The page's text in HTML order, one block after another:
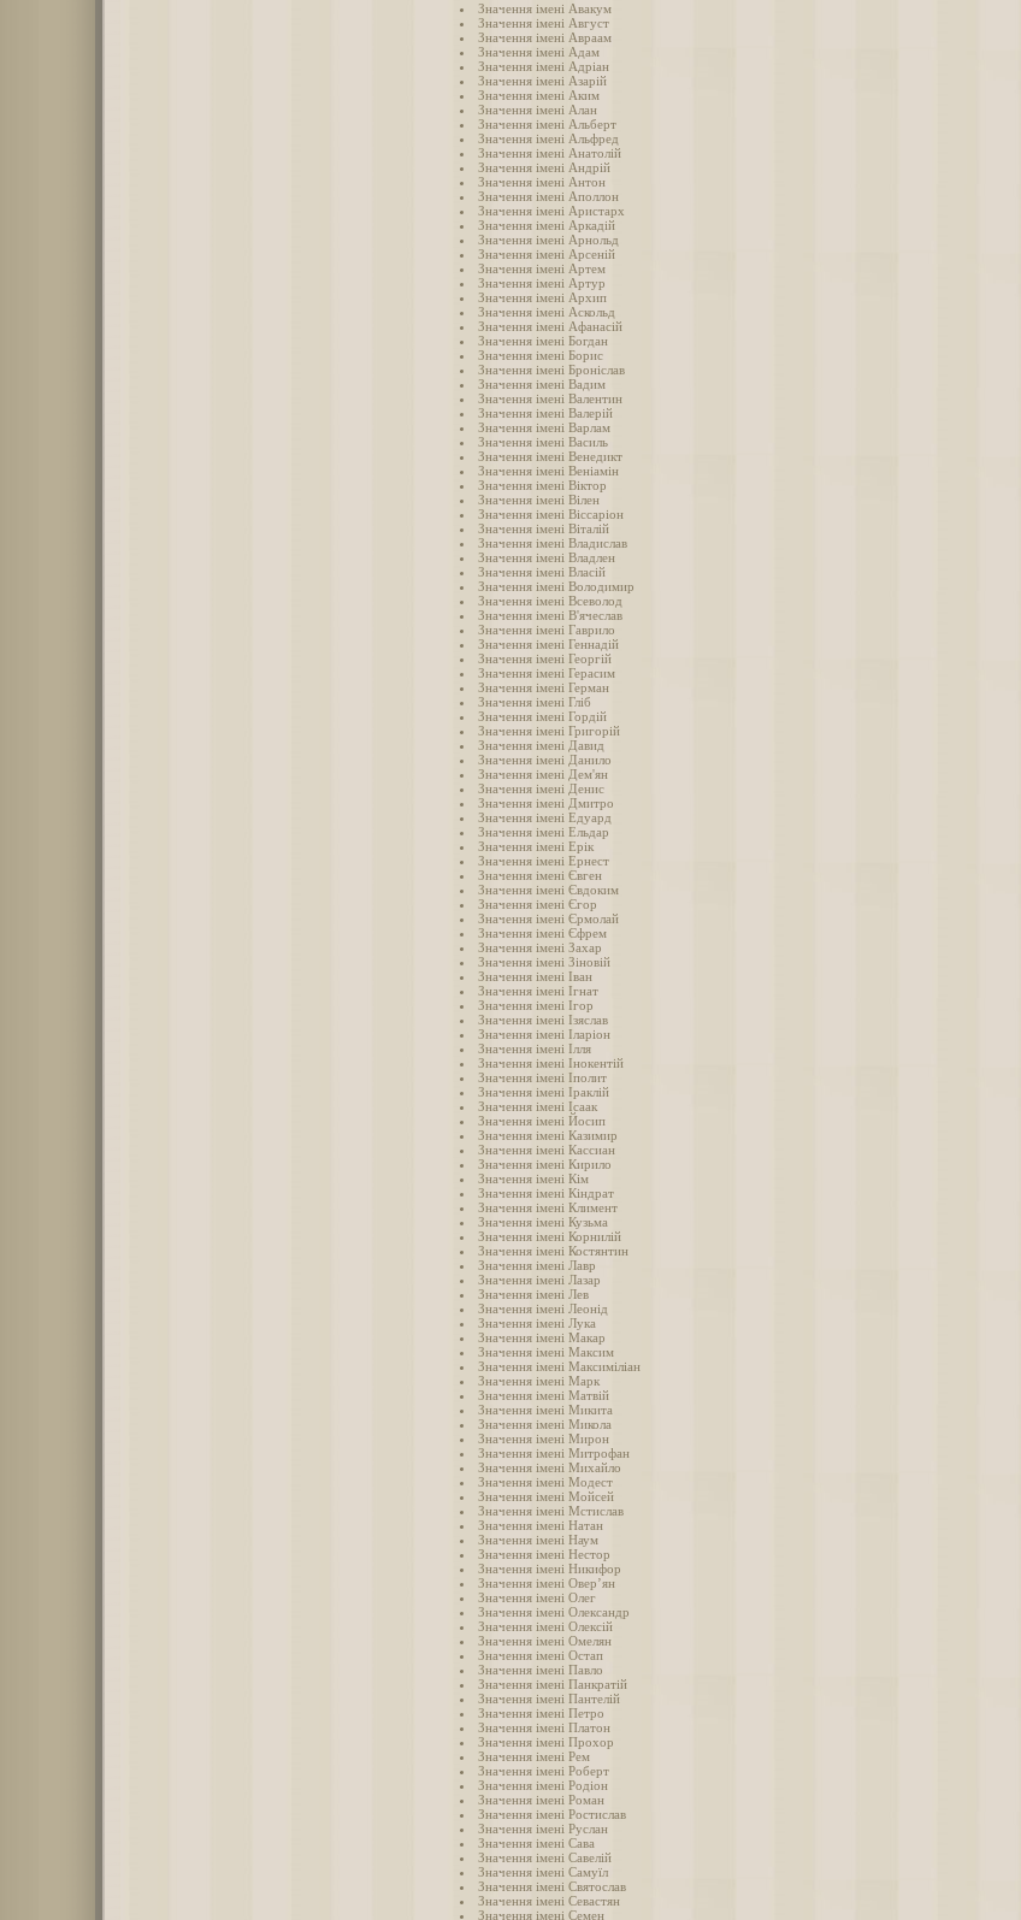
Значення імені Авакум
Значення імені Август
Значення імені Авраам
Значення імені Адам
Значення імені Адріан
Значення імені Азарій
Значення імені Аким
Значення імені Алан
Значення імені Альберт
Значення імені Альфред
Значення імені Анатолій
Значення імені Андрій
Значення імені Антон
Значення імені Аполлон
Значення імені Аристарх
Значення імені Аркадій
Значення імені Арнольд
Значення імені Арсеній
Значення імені Артем
Значення імені Артур
Значення імені Архип
Значення імені Аскольд
Значення імені Афанасій
Значення імені Богдан
Значення імені Борис
Значення імені Броніслав
Значення імені Вадим
Значення імені Валентин
Значення імені Валерій
Значення імені Варлам
Значення імені Василь
Значення імені Венедикт
Значення імені Веніамін
Значення імені Віктор
Значення імені Вілен
Значення імені Віссаріон
Значення імені Віталій
Значення імені Владислав
Значення імені Владлен
Значення імені Власій
Значення імені Володимир
Значення імені Всеволод
Значення імені В'ячеслав
Значення імені Гаврило
Значення імені Геннадій
Значення імені Георгій
Значення імені Герасим
Значення імені Герман
Значення імені Гліб
Значення імені Гордій
Значення імені Григорій
Значення імені Давид
Значення імені Данило
Значення імені Дем'ян
Значення імені Денис
Значення імені Дмитро
Значення імені Едуард
Значення імені Ельдар
Значення імені Ерік
Значення імені Ернест
Значення імені Євген
Значення імені Євдоким
Значення імені Єгор
Значення імені Єрмолай
Значення імені Єфрем
Значення імені Захар
Значення імені Зіновій
Значення імені Іван
Значення імені Ігнат
Значення імені Ігор
Значення імені Ізяслав
Значення імені Іларіон
Значення імені Ілля
Значення імені Інокентій
Значення імені Іполит
Значення імені Іраклій
Значення імені Ісаак
Значення імені Йосип
Значення імені Казимир
Значення імені Кассиан
Значення імені Кирило
Значення імені Кім
Значення імені Кіндрат
Значення імені Климент
Значення імені Кузьма
Значення імені Корнилій
Значення імені Костянтин
Значення імені Лавр
Значення імені Лазар
Значення імені Лев
Значення імені Леонід
Значення імені Лука
Значення імені Макар
Значення імені Максим
Значення імені Максиміліан
Значення імені Марк
Значення імені Матвій
Значення імені Микита
Значення імені Микола
Значення імені Мирон
Значення імені Митрофан
Значення імені Михайло
Значення імені Модест
Значення імені Мойсей
Значення імені Мстислав
Значення імені Натан
Значення імені Наум
Значення імені Нестор
Значення імені Никифор
Значення імені Овер’ян
Значення імені Олег
Значення імені Олександр
Значення імені Олексій
Значення імені Омелян
Значення імені Остап
Значення імені Павло
Значення імені Панкратій
Значення імені Пантелій
Значення імені Петро
Значення імені Платон
Значення імені Прохор
Значення імені Рем
Значення імені Роберт
Значення імені Родіон
Значення імені Роман
Значення імені Ростислав
Значення імені Руслан
Значення імені Сава
Значення імені Савелій
Значення імені Самуїл
Значення імені Святослав
Значення імені Севастян
Значення імені Семен